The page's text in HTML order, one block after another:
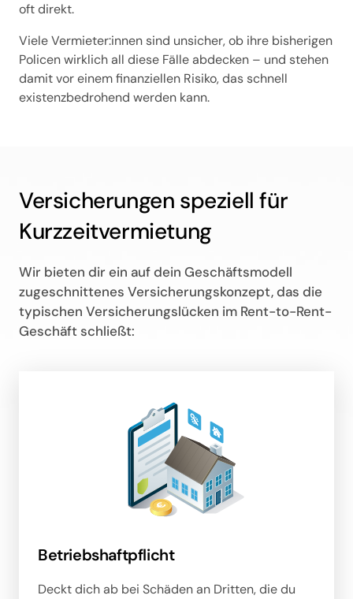
oft direkt.
Viele Vermieter:innen sind unsicher, ob ihre bisherigen
Policen wirklich all diese Fälle abdecken – und stehen
damit vor einem finanziellen Risiko, das schnell
existenzbedrohend werden kann.
Versicherungen speziell für
Kurzzeitvermietung
Wir bieten dir ein auf dein Geschäftsmodell
zugeschnittenes Versicherungskonzept, das die
typischen Versicherungslücken im Rent-to-Rent-
Geschäft schließt:
Betriebshaftpflicht
Deckt dich ab bei Schäden an Dritten, die du